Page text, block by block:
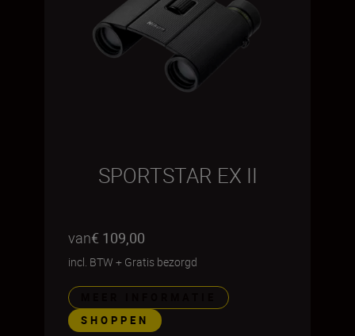
SPORTSTAR EX II
van€ 109,00
incl. BTW + Gratis bezorgd
SHOPPEN